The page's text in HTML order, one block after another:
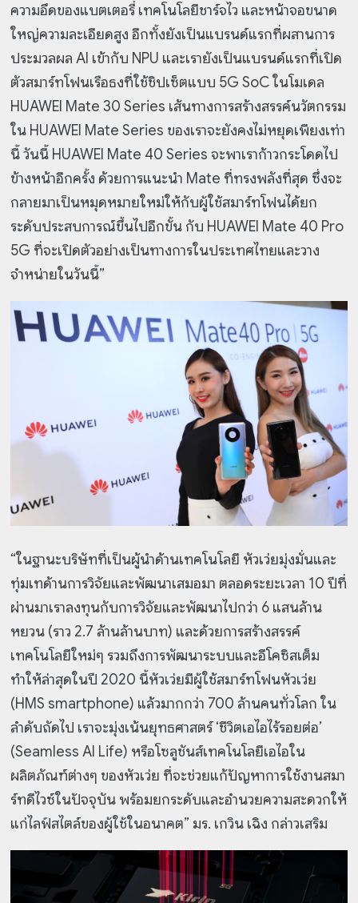
ความอึดของแบตเตอรี่ เทคโนโลยีชาร์จไว และหน้าจอขนาด
ใหญ่ความละเอียดสูง อีกทั้งยังเป็นแบรนด์แรกที่ผสานการ
ประมวลผล AI เข้ากับ NPU และเรายังเป็นแบรนด์แรกที่เปิด
ตัวสมาร์ทโฟนเรือธงที่ใช้ชิปเซ็ตแบบ 5G SoC ในโมเดล
HUAWEI Mate 30 Series เส้นทางการสร้างสรรค์นวัตกรรม
ใน HUAWEI Mate Series ของเราจะยังคงไม่หยุดเพียงเท่า
นี้ วันนี้ HUAWEI Mate 40 Series จะพาเราก้าวกระโดดไป
ข้างหน้าอีกครั้ง ด้วยการแนะนำ Mate ที่ทรงพลังที่สุด ซึ่งจะ
กลายมาเป็นหมุดหมายใหม่ให้กับผู้ใช้สมาร์ทโฟนได้ยก
ระดับประสบการณ์ขึ้นไปอีกขั้น กับ HUAWEI Mate 40 Pro
5G ที่จะเปิดตัวอย่างเป็นทางการในประเทศไทยและวาง
จำหน่ายในวันนี้”
“ในฐานะบริษัทที่เป็นผู้นำด้านเทคโนโลยี หัวเว่ยมุ่งมั่นและ
ทุ่มเทด้านการวิจัยและพัฒนาเสมอมา ตลอดระยะเวลา 10 ปีที่
ผ่านมาเราลงทุนกับการวิจัยและพัฒนาไปกว่า 6 แสนล้าน
หยวน (ราว 2.7 ล้านล้านบาท) และด้วยการสร้างสรรค์
เทคโนโลยีใหม่ๆ รวมถึงการพัฒนาระบบและอีโคซิสเต็ม
ทำให้ล่าสุดในปี 2020 นี้หัวเว่ยมีผู้ใช้สมาร์ทโฟนหัวเว่ย
(HMS smartphone) แล้วมากกว่า 700 ล้านคนทั่วโลก ใน
ลำดับถัดไป เราจะมุ่งเน้นยุทธศาสตร์ ‘ชีวิตเอไอไร้รอยต่อ’
(Seamless AI Life) หรือโซลูชันส์เทคโนโลยีเอไอใน
ผลิตภัณฑ์ต่างๆ ของหัวเว่ย ที่จะช่วยแก้ปัญหาการใช้งานสมา
ร์ทดีไวซ์ในปัจจุบัน พร้อมยกระดับและอำนวยความสะดวกให้
แก่ไลฟ์สไตล์ของผู้ใช้ในอนาคต” มร. เกวิน เฉิง กล่าวเสริม